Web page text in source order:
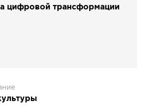
цифровой трансформации